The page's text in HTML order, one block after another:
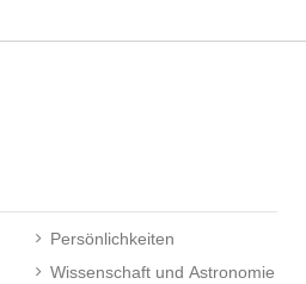
Persönlichkeiten
Wissenschaft und Astronomie